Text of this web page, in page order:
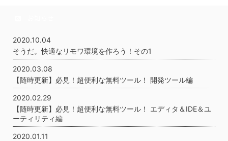
2020.10.04
そうだ。快適なリモワ環境を作ろう！その1
2020.03.08
【随時更新】必見！超便利な無料ツール！ 開発ツール編
2020.02.29
【随時更新】必見！超便利な無料ツール！ エディタ＆IDE＆ユ
ーティリティ編
2020.01.11